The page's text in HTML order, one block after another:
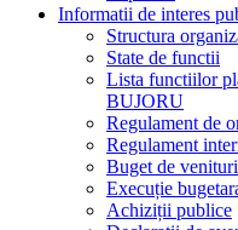
Informatii de interes
Structura
State de functii
Lista functiilor
BUJORU
Regulament de
Regulament
Buget de
Execuție
Achiziții publice